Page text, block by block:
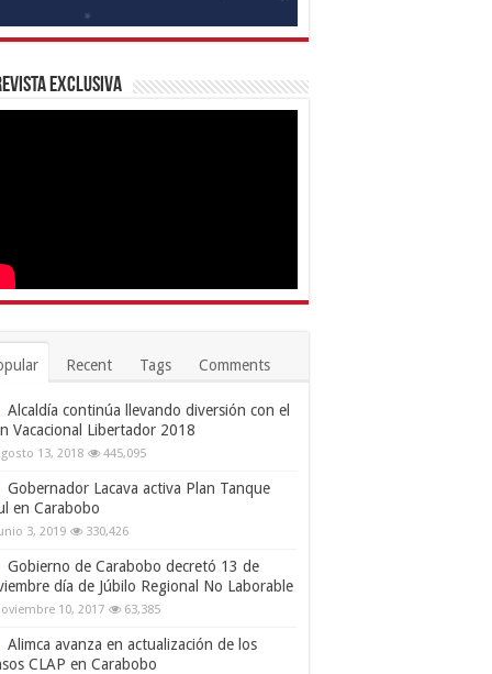
Exclusiva
Recent Tags Comments
Alcaldía continúa llevando diversión con el
Vacacional Libertador 2018
13, 2018 445,095
Gobernador Lacava activa Plan Tanque
en Carabobo
3, 2019 330,426
Gobierno de Carabobo decretó 13 de
día de Júbilo Regional No Laborable
10, 2017 63,385
Alimca avanza en actualización de los
CLAP en Carabobo